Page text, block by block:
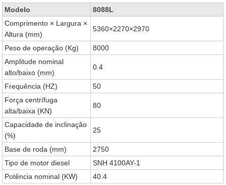
Modelo
8088L
Comprimento × Largura ×
Altura (mm)
5360×2270×2970
Peso de operação (Kg)
8000
Amplitude nominal
alto/baixo (mm)
0.4
Frequência (HZ)
50
Força centrífuga
alta/baixa (KN)
80
Capacidade de inclinação
(%)
25
Base de roda (mm)
2750
Tipo de motor diesel
SNH 4100AY-1
Potência nominal (KW)
40.4